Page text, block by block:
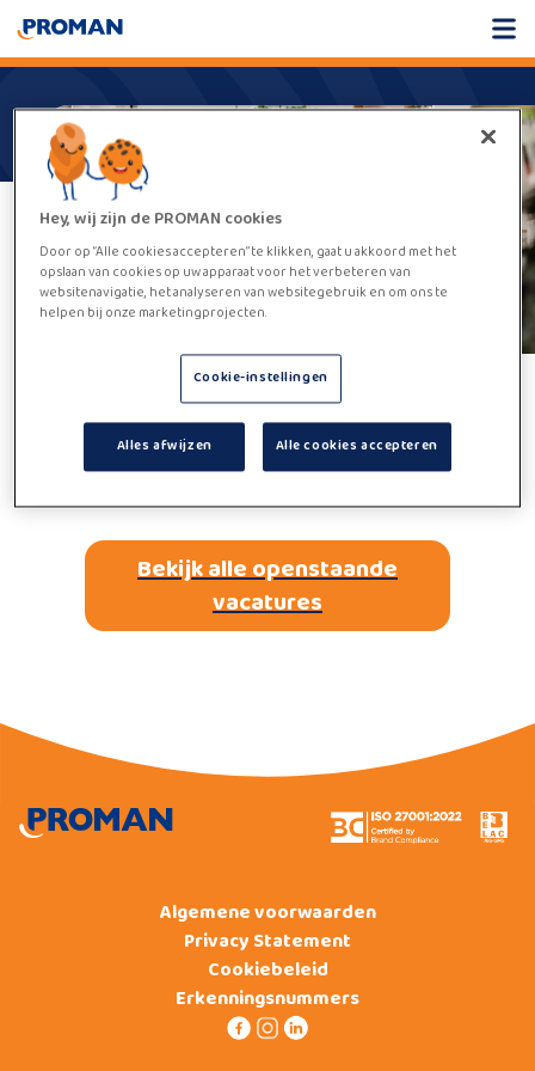
Helaas,
deze vacature kan niet
Bekijk alle openstaande
vacatures
Algemene voorwaarden
Privacy Statement
Cookiebeleid
Erkenningsnummers
Hey, wij zijn de PROMAN cookies
Door op “Alle cookies accepteren” te klikken, gaat u akkoord met het
opslaan van cookies op uw apparaat voor het verbeteren van
websitenavigatie, het analyseren van websitegebruik en om ons te
helpen bij onze marketingprojecten.
Cookie-instellingen
Alles afwijzen Alle cookies accepteren